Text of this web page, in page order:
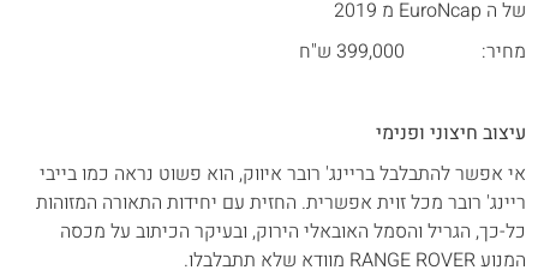
של ה EuroNcap מ 2019
מחיר: 399,000 ש"ח
עיצוב חיצוני ופנימי
אי אפשר להתבלבל בריינג' רובר איווק, הוא פשוט נראה כמו בייבי
ריינג' רובר מכל זוית אפשרית. החזית עם יחידות התאורה המזוהות
כל-כך, הגריל והסמל האובאלי הירוק, ובעיקר הכיתוב על מכסה
המנוע RANGE ROVER מוודא שלא תתבלבלו.